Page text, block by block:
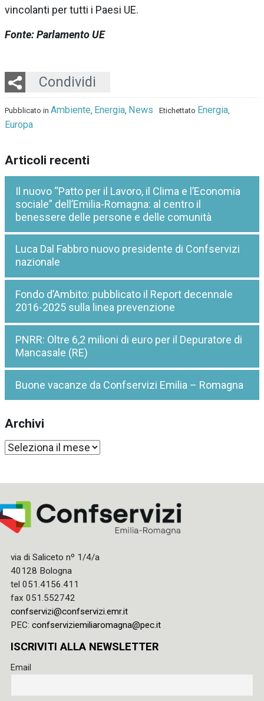
vincolanti per tutti i Paesi UE.
Fonte: Parlamento UE
Condividi
Twitter
LinkedIn
Email
Whatsapp
Pubblicato in Ambiente, Energia, News Etichettato Energia,
Europa
Articoli recenti
Il nuovo “Patto per il Lavoro, il Clima e l’Economia
sociale” dell’Emilia-Romagna: al centro il
benessere delle persone e delle comunità
Luca Dal Fabbro nuovo presidente di Confservizi
nazionale
Fondo d’Ambito: pubblicato il Report decennale
2016-2025 sulla linea prevenzione
PNRR: Oltre 6,2 milioni di euro per il Depuratore di
Mancasale (RE)
Buone vacanze da Confservizi Emilia – Romagna
Archivi
Archivi
via di Saliceto nº 1/4/a
40128 Bologna
tel 051.4156.411
fax 051.552742
confservizi@confservizi.emr.it
PEC: confserviziemiliaromagna@pec.it
ISCRIVITI ALLA NEWSLETTER
Email